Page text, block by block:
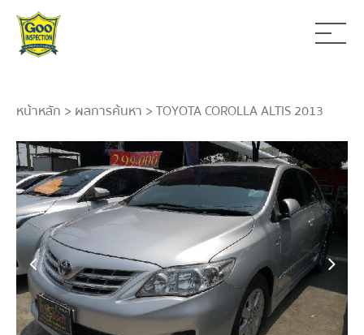
หน้าหลัก > ผลการค้นหา > TOYOTA COROLLA ALTIS 2013